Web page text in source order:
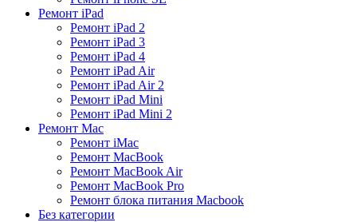
Ремонт iPad
Ремонт iPad 2
Ремонт iPad 3
Ремонт iPad 4
Ремонт iPad Air
Ремонт iPad Air 2
Ремонт iPad Mini
Ремонт iPad Mini 2
Ремонт Mac
Ремонт iMac
Ремонт MacBook
Ремонт MacBook Air
Ремонт MacBook Pro
Ремонт блока питания Macbook
Без категории